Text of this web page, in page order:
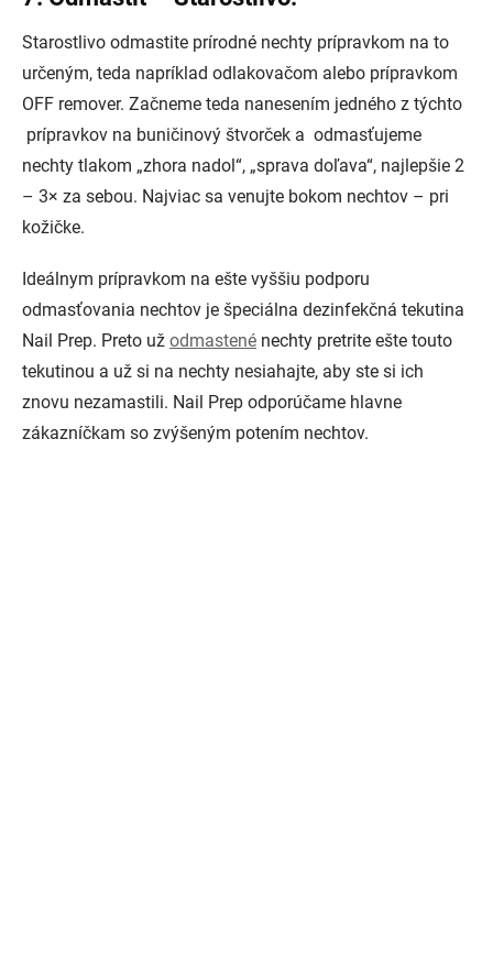
Starostlivo odmastite prírodné nechty prípravkom na to
určeným, teda napríklad odlakovačom alebo prípravkom
OFF remover. Začneme teda nanesením jedného z týchto
prípravkov na buničinový štvorček a odmasťujeme
nechty tlakom „zhora nadol“, „sprava doľava“, najlepšie 2
– 3× za sebou. Najviac sa venujte bokom nechtov – pri
kožičke.
Ideálnym prípravkom na ešte vyššiu podporu
odmasťovania nechtov je špeciálna dezinfekčná tekutina
Nail Prep. Preto už odmastené nechty pretrite ešte touto
tekutinou a už si na nechty nesiahajte, aby ste si ich
znovu nezamastili. Nail Prep odporúčame hlavne
zákazníčkam so zvýšeným potením nechtov.